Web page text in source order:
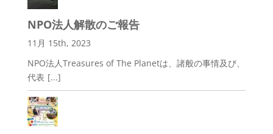
NPO法人解散のご報告
11月 15th, 2023
NPO法人Treasures of The Planetは、諸般の事情及び、
代表 [...]